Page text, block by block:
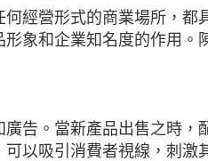
經營形式的商業場所，都
象和企業知名度的作用。
告。當新產品出售之時，
以吸引消費者視線，刺激